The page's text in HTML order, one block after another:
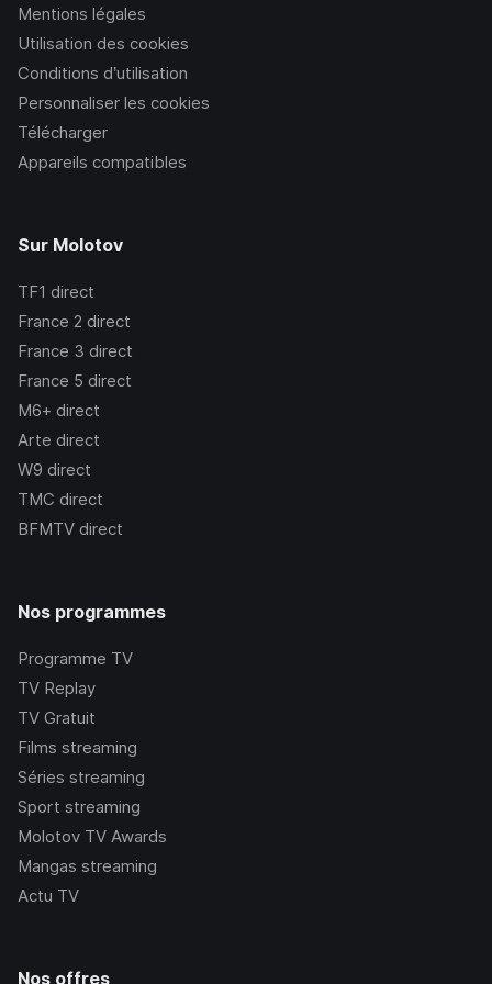
Mentions légales
Utilisation des cookies
Conditions d’utilisation
Personnaliser les cookies
Télécharger
Appareils compatibles
Sur Molotov
TF1 direct
France 2 direct
France 3 direct
France 5 direct
M6+ direct
Arte direct
W9 direct
TMC direct
BFMTV direct
Nos programmes
Programme TV
TV Replay
TV Gratuit
Films streaming
Séries streaming
Sport streaming
Molotov TV Awards
Mangas streaming
Actu TV
Nos offres